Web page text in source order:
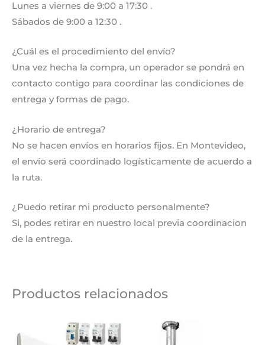
Lunes a viernes de 9:00 a 17:30 .
Sábados de 9:00 a 12:30 .
¿Cuál es el procedimiento del envío?
Una vez hecha la compra, un operador se pondrá en
contacto contigo para coordinar las condiciones de
entrega y formas de pago.
¿Horario de entrega?
No se hacen envíos en horarios fijos. En Montevideo,
el envío será coordinado logísticamente de acuerdo a
la ruta.
¿Puedo retirar mi producto personalmente?
Si, podes retirar en nuestro local previa coordinacion
de la entrega.
Productos relacionados